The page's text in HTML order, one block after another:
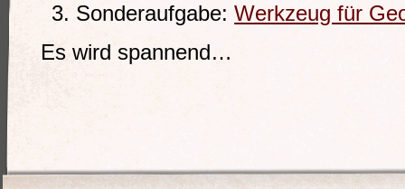
Sonderaufgabe:Werkzeug für
Es wird spannend…